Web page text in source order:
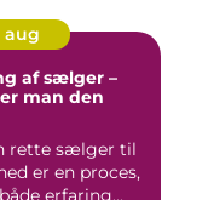
aug
af sælger –
man den
rette sælger til
er en proces,
erfaring...